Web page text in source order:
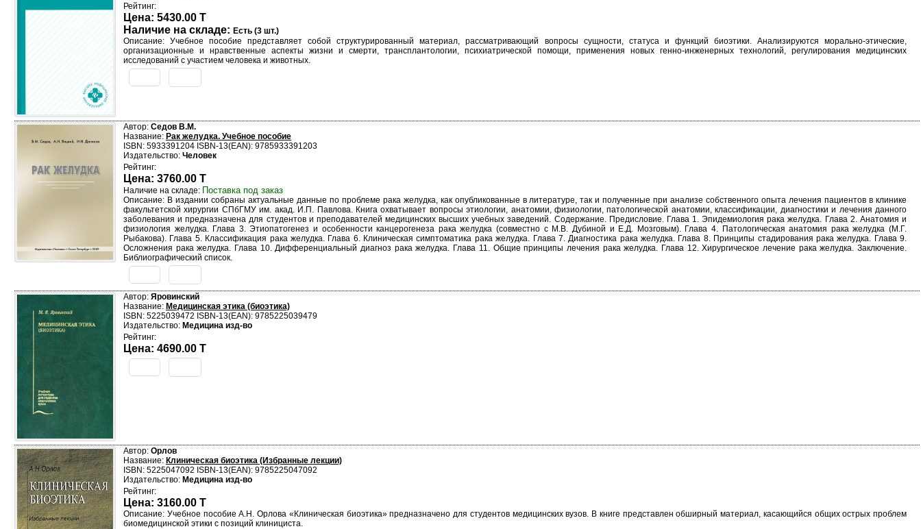
Рейтинг:
Цена: 5430.00 T
Наличие на складе: Есть (3 шт.)
Описание: Учебное пособие представляет собой структурированный материал, рассматривающий вопросы сущности, статуса и функций биоэтики. Анализируются морально-этические,
организационные и нравственные аспекты жизни и смерти, трансплантологии, психиатрической помощи, применения новых генно-инженерных технологий, регулирования медицинских
исследований с участием человека и животных.
Автор: Седов В.М.
Название: Рак желудка. Учебное пособие
ISBN: 5933391204 ISBN-13(EAN): 9785933391203
Издательство: Человек
Рейтинг:
Цена: 3760.00 T
Наличие на складе: Поставка под заказ
Описание: В издании собраны актуальные данные по проблеме рака желудка, как опубликованные в литературе, так и полученные при анализе собственного опыта лечения пациентов в клинике
факультетской хирургии СПбГМУ им. акад. И.П. Павлова. Книга охватывает вопросы этиологии, анатомии, физиологии, патологической анатомии, классификации, диагностики и лечения данного
заболевания и предназначена для студентов и преподавателей медицинских высших учебных заведений. Содержание. Предисловие. Глава 1. Эпидемиология рака желудка. Глава 2. Анатомия и
физиология желудка. Глава 3. Этиопатогенез и особенности канцерогенеза рака желудка (совместно с М.В. Дубиной и Е.Д. Мозговым). Глава 4. Патологическая анатомия рака желудка (М.Г.
Рыбакова). Глава 5. Классификация рака желудка. Глава 6. Клиническая симптоматика рака желудка. Глава 7. Диагностика рака желудка. Глава 8. Принципы стадирования рака желудка. Глава 9.
Осложнения рака желудка. Глава 10. Дифференциальный диагноз рака желудка. Глава 11. Общие принципы лечения рака желудка. Глава 12. Хирургическое лечение рака желудка. Заключение.
Библиографический список.
Автор: Яровинский
Название: Медицинская этика (биоэтика)
ISBN: 5225039472 ISBN-13(EAN): 9785225039479
Издательство: Медицина изд-во
Рейтинг:
Цена: 4690.00 T
Автор: Орлов
Название: Клиническая биоэтика (Избранные лекции)
ISBN: 5225047092 ISBN-13(EAN): 9785225047092
Издательство: Медицина изд-во
Рейтинг:
Цена: 3160.00 T
Описание: Учебное пособие А.Н. Орлова «Клиническая биоэтика» предназначено для студентов медицинских вузов. В книге представлен обширный материал, касающийся общих острых проблем
биомедицинской этики с позиций клинициста.